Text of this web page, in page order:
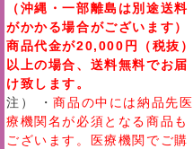
（沖縄・一部離島は別途送料
がかかる場合がございます）
商品代金が20,000円（税抜）
以上の場合、送料無料でお届
け致します。
注） ・商品の中には納品先医
療機関名が必須となる商品も
ございます。医療機関でご購